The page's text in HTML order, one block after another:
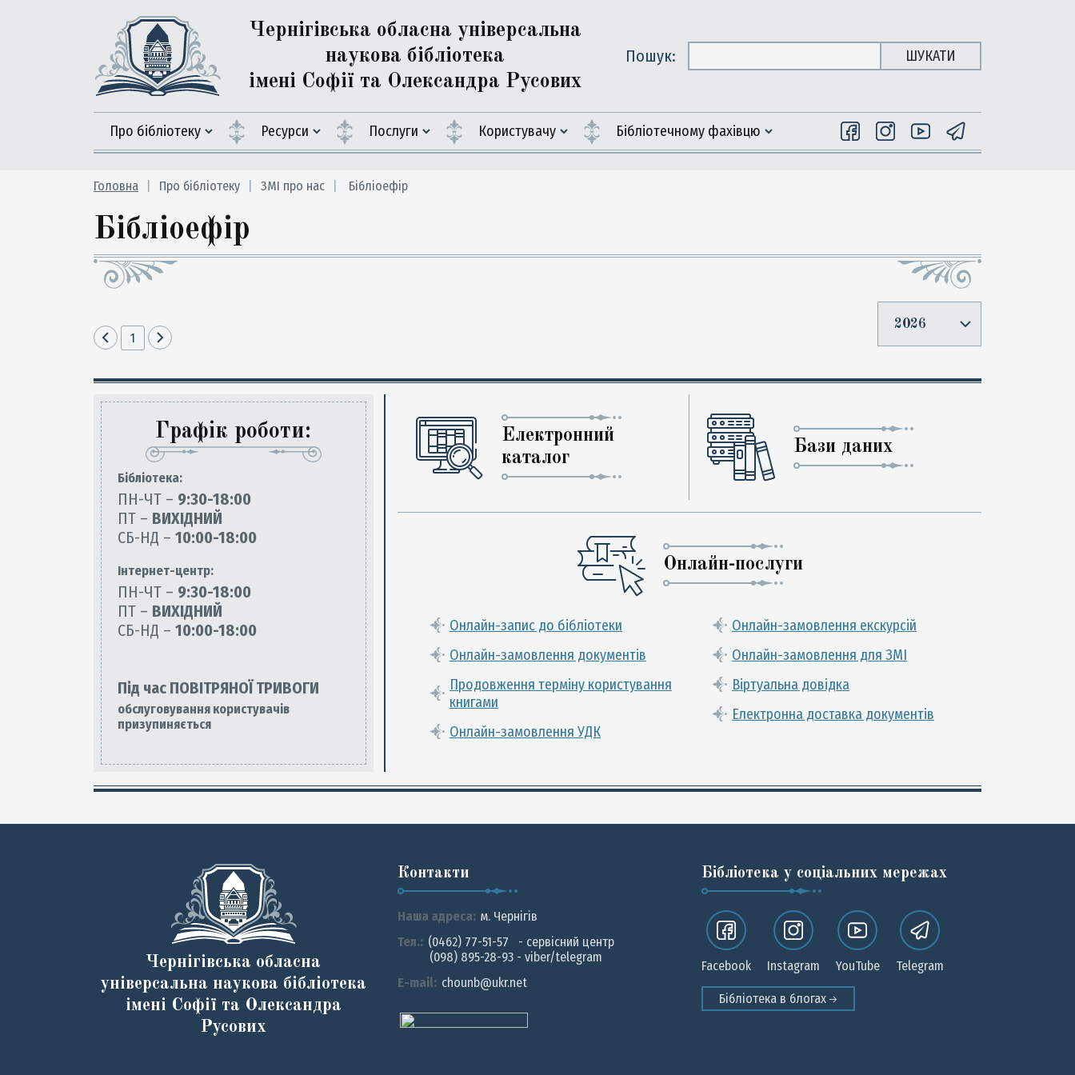
Чернігівська обласна універсальна
наукова бібліотека
імені Софії та Олександра Русових
Пошук: ШУКАТИ
Про бібліотеку Ресурси Послуги Користувачу Бiблiотечному фахiвцю
Головна Про бібліотеку ЗМІ про нас Бібліоефір
Бібліоефір
1
2026
Графік роботи:
Бiблiотека:
ПН-ЧТ – 9:30-18:00
ПТ – ВИХІДНИЙ
СБ-НД – 10:00-18:00
Інтернет-центр:
ПН-ЧТ – 9:30-18:00
ПТ – ВИХІДНИЙ
СБ-НД – 10:00-18:00
Під час ПОВІТРЯНОЇ ТРИВОГИ
обслуговування користувачів
призупиняється
Електронний
каталог
Бази даних
Онлайн-послуги
Онлайн-запис до бібліотеки
Онлайн-замовлення документів
Продовження терміну користування
книгами
Онлайн-замовлення УДК
Онлайн-замовлення екскурсій
Онлайн-замовлення для ЗМІ
Віртуальна довідка
Електронна доставка документів
Чернігівська обласна
універсальна наукова бібліотека
імені Софії та Олександра
Русових
Контакти
Наша адреса: м. Чернiгiв
Тел.: (0462) 77-51-57 - сервісний центр
(098) 895-28-93 - viber/telegram
E-mail: chounb@ukr.net
Бібліотека у соціальних мережах
Facebook Instagram YouTube Telegram
Бібліотека в блогах